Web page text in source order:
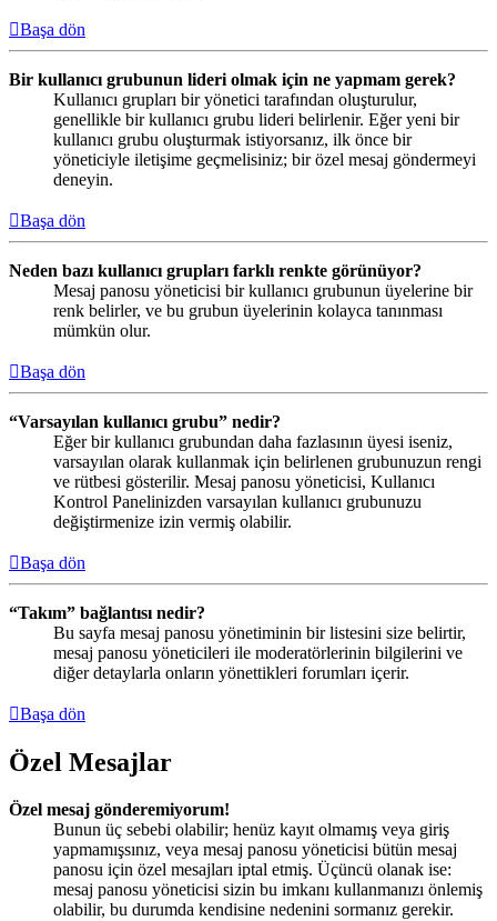
Başa dön
Bir kullanıcı grubunun lideri olmak için ne yapmam gerek?
Kullanıcı grupları bir yönetici tarafından oluşturulur,
genellikle bir kullanıcı grubu lideri belirlenir. Eğer yeni bir
kullanıcı grubu oluşturmak istiyorsanız, ilk önce bir
yöneticiyle iletişime geçmelisiniz; bir özel mesaj göndermeyi
deneyin.
Başa dön
Neden bazı kullanıcı grupları farklı renkte görünüyor?
Mesaj panosu yöneticisi bir kullanıcı grubunun üyelerine bir
renk belirler, ve bu grubun üyelerinin kolayca tanınması
mümkün olur.
Başa dön
“Varsayılan kullanıcı grubu” nedir?
Eğer bir kullanıcı grubundan daha fazlasının üyesi iseniz,
varsayılan olarak kullanmak için belirlenen grubunuzun rengi
ve rütbesi gösterilir. Mesaj panosu yöneticisi, Kullanıcı
Kontrol Panelinizden varsayılan kullanıcı grubunuzu
değiştirmenize izin vermiş olabilir.
Başa dön
“Takım” bağlantısı nedir?
Bu sayfa mesaj panosu yönetiminin bir listesini size belirtir,
mesaj panosu yöneticileri ile moderatörlerinin bilgilerini ve
diğer detaylarla onların yönettikleri forumları içerir.
Başa dön
Özel Mesajlar
Özel mesaj gönderemiyorum!
Bunun üç sebebi olabilir; henüz kayıt olmamış veya giriş
yapmamışsınız, veya mesaj panosu yöneticisi bütün mesaj
panosu için özel mesajları iptal etmiş. Üçüncü olanak ise:
mesaj panosu yöneticisi sizin bu imkanı kullanmanızı önlemiş
olabilir, bu durumda kendisine nedenini sormanız gerekir.